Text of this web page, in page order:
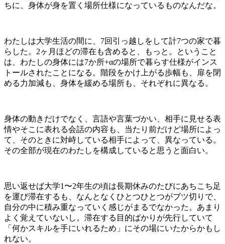
ちに、身体が身を置く場所仕様になっているものなんだな。
わたしは大学生活の間に、7回引っ越しをして計7つの家で暮
らした。2ヶ月ほどの滞在も含めると、もっと。ということ
は、わたしの身体には7か所+αの場所で暮らす仕様がインス
トールされたことになる。階段をかけ上がる歩幅も、扉を閉
める力加減も、身体を緩める場所も、それぞれに異なる。
身体の動きだけでなく、言語や言葉づかい、相手に見せる表
情やそこに表れる会話の内容も、当たり前だけど場所によっ
て、そのときに対峙している相手によって、異なっている。
その全部が現在のわたしを構成していると思うと面白い。
思い返せば大学1〜2年生の頃は長期休みのたびにあちこち足
を運び滞在するも、なんとなくひとつひとつがブツ切りで、
自分の中に積み重なっていく感じがまるでなかった。あまり
よく覚えていないし。滞在する目的ばかりが先行していて
「何かスキルを手にいれるため」にその場にいたからかもし
れない。